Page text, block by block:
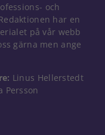
och
har en
på vår webb
gärna men ange
Linus Hellerstedt
Persson
kakor
inte att
bort. De
för
hemsidan
ska